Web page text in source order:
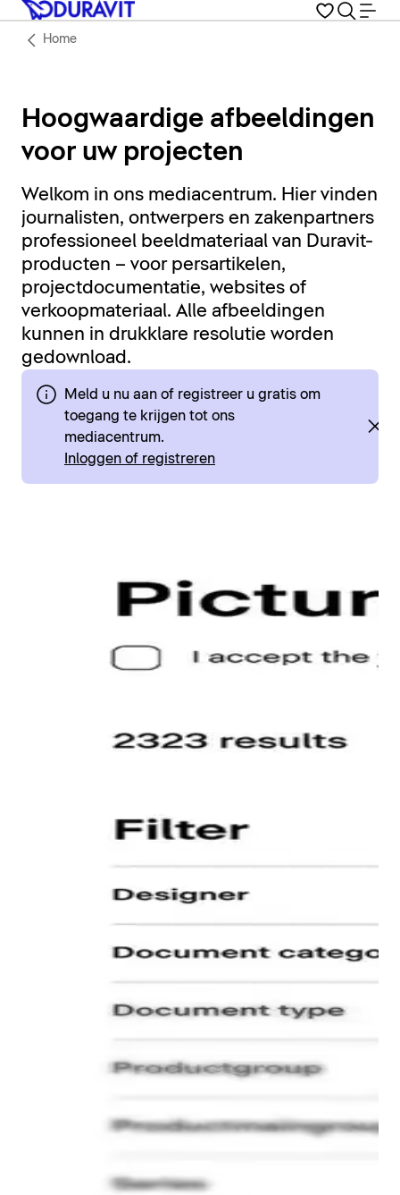
Home
Hoogwaardige afbeeldingen
voor uw projecten
Welkom in ons mediacentrum. Hier vinden
journalisten, ontwerpers en zakenpartners
professioneel beeldmateriaal van Duravit-
producten – voor persartikelen,
projectdocumentatie, websites of
verkoopmateriaal. Alle afbeeldingen
kunnen in drukklare resolutie worden
gedownload.
Meld u nu aan of registreer u gratis om
toegang te krijgen tot ons
mediacentrum.
Inloggen of registreren